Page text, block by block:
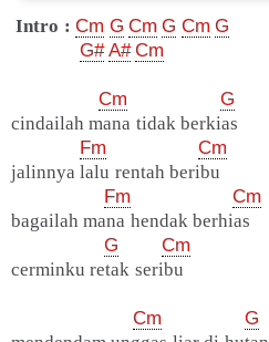
Intro : Cm G Cm G Cm G
G# A# Cm
Cm
G
cindailah mana tidak berkias
Fm
Cm
jalinnya lalu rentah beribu
Fm
Cm
bagailah mana hendak berhias
G
Cm
cerminku retak seribu
Cm
G